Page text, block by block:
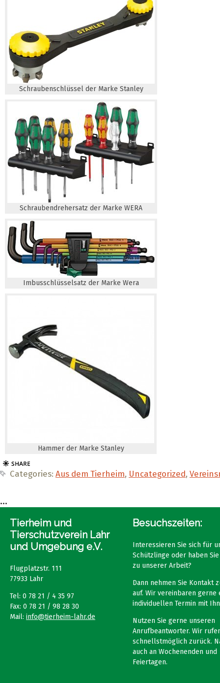
Schraubenschlüssel der Marke Stanley
Schraubendrehersatz der Marke WERA
Imbusschlüsselsatz der Marke Wera
Hammer der Marke Stanley
Categories: Aus dem Tierheim, Uncategorized,
...
Tierheim und
Tierschutzverein Lahr
und Umgebung e.V.
Flugplatzstr. 111
77933 Lahr
Tel: 0 78 21 / 4 35 97
Fax: 0 78 21 / 98 28 30
Mail: info@tierheim-lahr.de
Besuchszeiten:
Interessieren Sie sich für
Schützlinge oder haben
zu unserer Arbeit?
Dann nehmen Sie Kontakt
auf. Wir vereinbaren gerne
individuellen Termin mit
Nutzen Sie gerne unseren
Anrufbeantworter. Wir
schnellstmöglich zurück.
auch an Wochenenden und
Feiertagen.